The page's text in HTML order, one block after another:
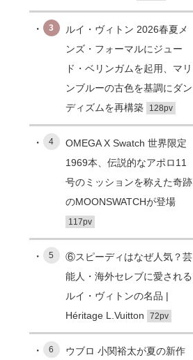
3
ルイ・ヴィトン 2026春夏メ
ンズ・フォーマルにジュー
ド・ベリンガムを起用、マリ
ンブルーの古色を基調にダン
ディズムを再構築
128pv
4
OMEGA X Swatch 世界限定
1969本、伝説的なアポロ11
号のミッションを称えた奇跡
のMOONSWATCHが登場
117pv
5
⑥スピーディはなぜ人気？芸
能人・海外セレブに愛される
ルイ・ヴィトンの名品 |
Héritage L.Vuitton
72pv
6
ウブロ 小関裕太が夏の新作